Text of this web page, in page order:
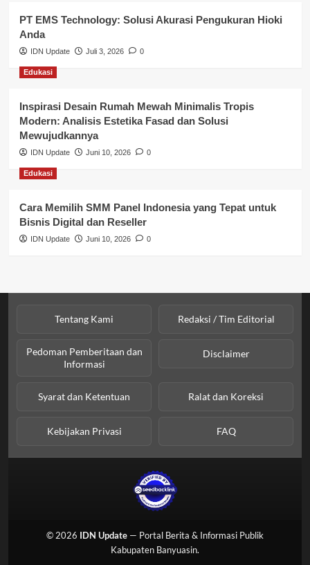
Pendidikan
Perbankan & Keuangan
Perpajakan & Keuangan
Profil Wilayah Banyuasin
Sosial & Budaya
Sosial & Kesejahteraan
PT EMS Technology: Solusi Akurasi Pengukuran Hioki
Anda
IDN Update Juli 3, 2026 0
Edukasi
Inspirasi Desain Rumah Mewah Minimalis Tropis
Modern: Analisis Estetika Fasad dan Solusi
Mewujudkannya
IDN Update Juni 10, 2026 0
Edukasi
Cara Memilih SMM Panel Indonesia yang Tepat untuk
Bisnis Digital dan Reseller
IDN Update Juni 10, 2026 0
Tentang Kami Redaksi / Tim Editorial
Pedoman Pemberitaan dan
Informasi
Disclaimer
Syarat dan Ketentuan Ralat dan Koreksi
Kebijakan Privasi FAQ
© 2026 IDN Update — Portal Berita & Informasi Publik
Kabupaten Banyuasin.